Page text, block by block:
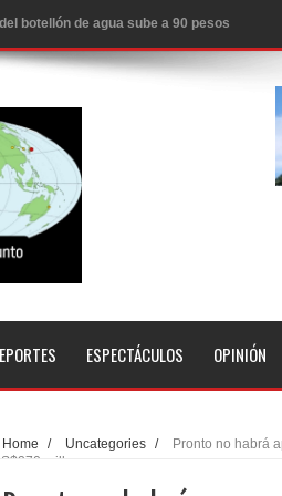
botellón de agua sube a 90 pesos
al día son detenidos en los
intervenida por un delicado problema
los dominicanos a unirse para sacar al
una presunta estafa contra el
a sus nuevas autoridades
Dominicana impulsan nuevas metas
ordena la detención del expresidente Evo
jueves en gran parte del territorio
cruzan la frontera en masa para entrar a
ESPECTÁCULOS OPINIÓN
Home / Uncategories /
Pronto no habrá
millones